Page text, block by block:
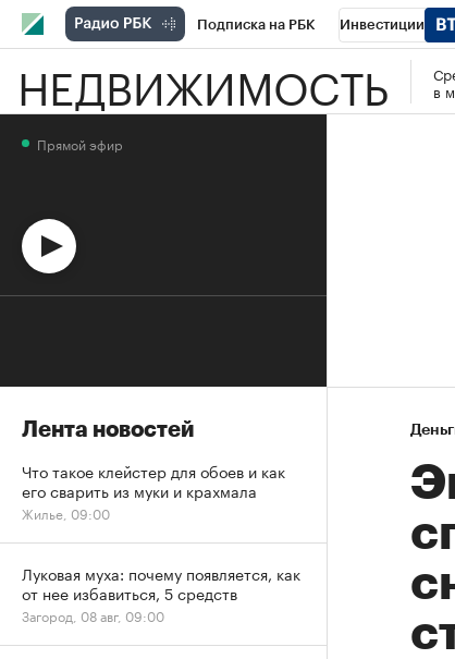
Подписка на РБК Инвестиции
Спорт Школа управления РБК
НЕДВИЖИМОСТЬ
в
Прямой эфир
Лента новостей
Что такое клейстер для обоев и как
его сварить из муки и крахмала
Жилье, 09:00
Луковая муха: почему появляется, как
от нее избавиться, 5 средств
Загород, 08 авг, 09:00